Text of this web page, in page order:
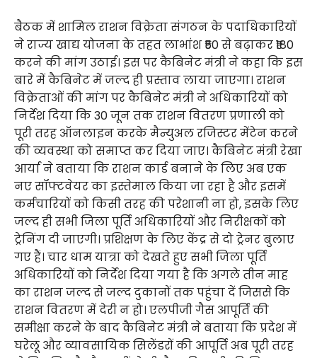
बैठक में शामिल राशन विक्रेता संगठन के पदाधिकारियों
ने राज्य खाद्य योजना के तहत लाभांश ₹50 से बढ़ाकर ₹180
करने की मांग उठाई। इस पर कैबिनेट मंत्री ने कहा कि इस
बारे में कैबिनेट में जल्द ही प्रस्ताव लाया जाएगा। राशन
विक्रेताओं की मांग पर कैबिनेट मंत्री ने अधिकारियों को
निर्देश दिया कि 30 जून तक राशन वितरण प्रणाली को
पूरी तरह ऑनलाइन करके मैन्युअल रजिस्टर मेंटेन करने
की व्यवस्था को समाप्त कर दिया जाए। कैबिनेट मंत्री रेखा
आर्या ने बताया कि राशन कार्ड बनाने के लिए अब एक
नए सॉफ्टवेयर का इस्तेमाल किया जा रहा है और इसमें
कर्मचारियों को किसी तरह की परेशानी ना हो, इसके लिए
जल्द ही सभी जिला पूर्ति अधिकारियों और निरीक्षकों को
ट्रेनिंग दी जाएगी। प्रशिक्षण के लिए केंद्र से दो ट्रेनर बुलाए
गए हैं। चार धाम यात्रा को देखते हुए सभी जिला पूर्ति
अधिकारियों को निर्देश दिया गया है कि अगले तीन माह
का राशन जल्द से जल्द दुकानों तक पहुंचा दें जिससे कि
राशन वितरण में देरी न हो। एलपीजी गैस आपूर्ति की
समीक्षा करने के बाद कैबिनेट मंत्री ने बताया कि प्रदेश में
घरेलू और व्यावसायिक सिलेंडरों की आपूर्ति अब पूरी तरह